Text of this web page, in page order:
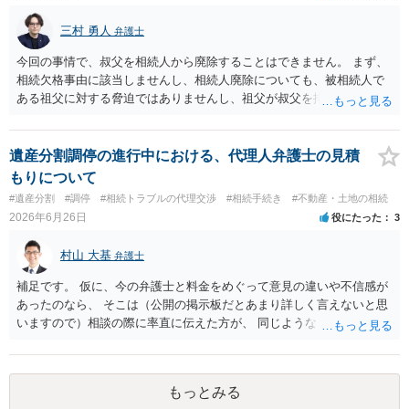
段階的対応が推奨されています。 １．戸籍・戸籍の附票・住民票で義
母の最新住所と生存状況を確認する。 まずは、被相続人（ご主人）の
戸籍から相続人を辿り、義母の戸籍・戸籍附票を取り、現住所や転居
履歴を確認する方法が一般的です。 ２．住所が分かった場合、内容証
明郵便などの方法で手紙を送る。 電話やメールで連絡が取れないとき
たい」「持分の調整をしたい」旨を正式に通知することが推奨されて
います。 ３．それでも連絡がつかない／返信がない場合 義母が行方不
明状態で、所在が確認できない場合：「不在者財産管理人の選任」を
家庭裁判所に申し立てて、管理人を通じて手続を進める方法が検討さ
れます。 また、住所は分かるが、意図的に連絡を無視されている／協
議に応じない場合は、家庭裁判所に「遺産分割調停」を申し立てて、
裁判所の場で話し合い・調整をする方法が有効とされています。 どの
方法で進めるべきか、という点に関して公開の場でアドバイスするの
にも限界があるかと思いますので、具体的な資料等をご持参の上、弁
護士の相談されることをお勧めします。
三村 勇人 弁護士
今回の事情で、叔父を相続人から廃除することはできません。 まず、
相続欠格事由に該当しませんし、相続人廃除についても、被相続人で
ある祖父に対する脅迫ではありませんし、祖父が叔父を排除する意思
しいです。 それよりも、質問の内容ですと、お母様は、遺留分侵害額
請求を検討できますので、そちらを相談したほうがよいと思われま
す。
遺産分割調停の進行中における、代理人弁護士の見積
もりについて
#遺産分割 #調停 #相続トラブルの代理交渉 #相続手続き #不動産・土地の相続
2026年6月26日 役にたった 3
村山 大基 弁護士
補足です。 仮に、今の弁護士と料金をめぐって意見の違いや不信感が
あったのなら、 そこは（公開の掲示板だとあまり詳しく言えないと思
いますので）相談の際に率直に伝えた方が、 同じようなトラブルを避
もっとみる